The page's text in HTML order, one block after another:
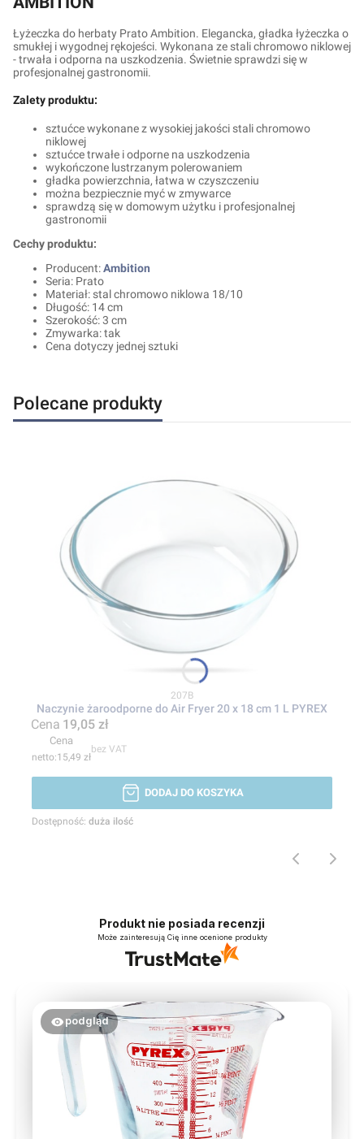
Łyżeczka do herbaty Prato Ambition. Elegancka, gładka łyżeczka o
smukłej i wygodnej rękojeści. Wykonana ze stali chromowo niklowej
- trwała i odporna na uszkodzenia. Świetnie sprawdzi się w
profesjonalnej gastronomii.
Zalety produktu:
sztućce wykonane z wysokiej jakości stali chromowo
niklowej
sztućce trwałe i odporne na uszkodzenia
wykończone lustrzanym polerowaniem
gładka powierzchnia, łatwa w czyszczeniu
można bezpiecznie myć w zmywarce
sprawdzą się w domowym użytku i profesjonalnej
gastronomii
Cechy produktu:
Producent:Ambition
Seria: Prato
Materiał: stal chromowo niklowa 18/10
Długość: 14 cm
Szerokość: 3 cm
Zmywarka: tak
Cena dotyczy jednej sztuki
Polecane produkty
Kod produktu
207B
Naczynie żaroodporne do Air Fryer 20 x 18 cm 1 L PYREX
Cena 19,05 zł
Cena
15,49 zł
bez VAT
DODAJ DO KOSZYKA
Dostępność: duża ilość
Produkt nie posiada recenzji
Może zainteresują Cię inne ocenione produkty
podgląd